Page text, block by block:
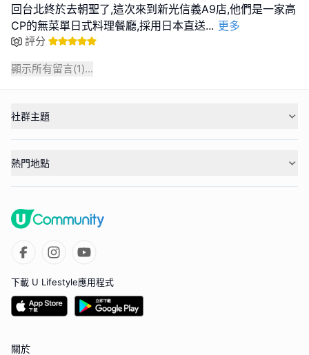
回台北終於去朝聖了,這次來到新光信義A9店,他們是一家高
CP的無菜單日式料理餐廳,採用日本直送... 更多
評分
顯示所有留言(1)...
社群主題
熱門地點
下載 U Lifestyle應用程式
關於